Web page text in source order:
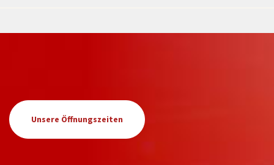
Unsere Öffnungszeiten